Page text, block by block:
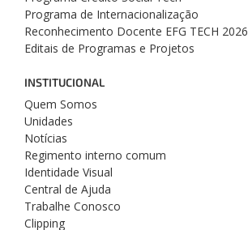
Programa de Internacionalização
Reconhecimento Docente EFG TECH 2026
Editais de Programas e Projetos
INSTITUCIONAL
Quem Somos
Unidades
Notícias
Regimento interno comum
Identidade Visual
Central de Ajuda
Trabalhe Conosco
Clipping